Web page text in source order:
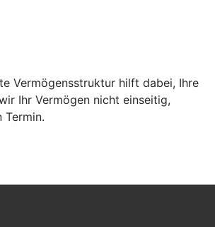
Vermögensstruktur hilft dabei, Ihre
Ihr Vermögen nicht einseitig,
Termin.